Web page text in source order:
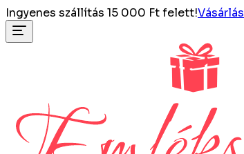
Ingyenes szállítás 15 000 Ft felett!Vásárlás